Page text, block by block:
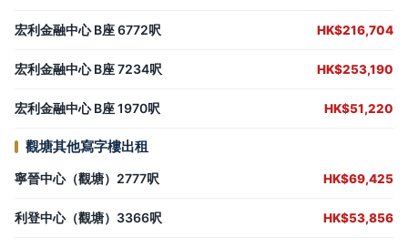
宏利金融中心 B座 6772呎 HK$216,704
宏利金融中心 B座 7234呎 HK$253,190
宏利金融中心 B座 1970呎 HK$51,220
觀塘其他寫字樓出租
寧晉中心（觀塘）2777呎 HK$69,425
利登中心（觀塘）3366呎 HK$53,856